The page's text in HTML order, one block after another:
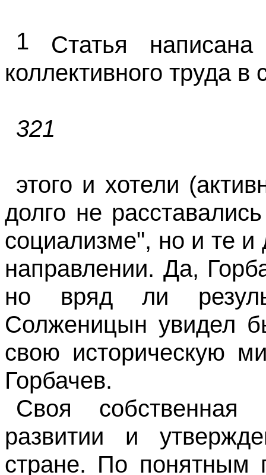
1 Статья
коллективного труда в
321
этого и хотели
долго не
социализме", но и те и
направлении. Да,
но вряд ли
Солженицын увидел
свою историческую
Горбачев.
Своя собственная
развитии и
стране. По понятным